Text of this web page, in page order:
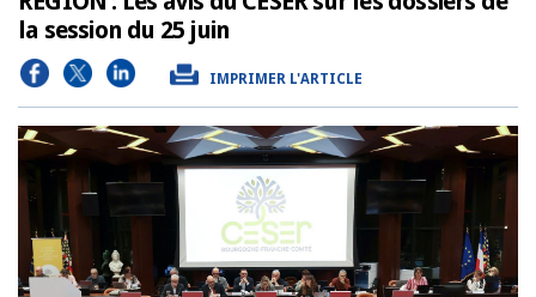
la session du 25 juin
IMPRIMER L'ARTICLE